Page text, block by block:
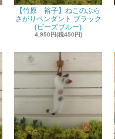
【竹原 裕子】ねこのぶら
さがりペンダント ブラック
(ビーズブルー)
4,950円(税450円)